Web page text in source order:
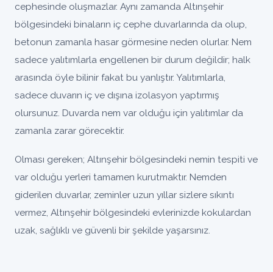
cephesinde oluşmazlar. Aynı zamanda Altınşehir
bölgesindeki binaların iç cephe duvarlarında da olup,
betonun zamanla hasar görmesine neden olurlar. Nem
sadece yalıtımlarla engellenen bir durum değildir; halk
arasında öyle bilinir fakat bu yanlıştır. Yalıtımlarla,
sadece duvarın iç ve dışına izolasyon yaptırmış
olursunuz. Duvarda nem var olduğu için yalıtımlar da
zamanla zarar görecektir.
Olması gereken; Altınşehir bölgesindeki nemin tespiti ve
var olduğu yerleri tamamen kurutmaktır. Nemden
giderilen duvarlar, zeminler uzun yıllar sizlere sıkıntı
vermez, Altınşehir bölgesindeki evlerinizde kokulardan
uzak, sağlıklı ve güvenli bir şekilde yaşarsınız.